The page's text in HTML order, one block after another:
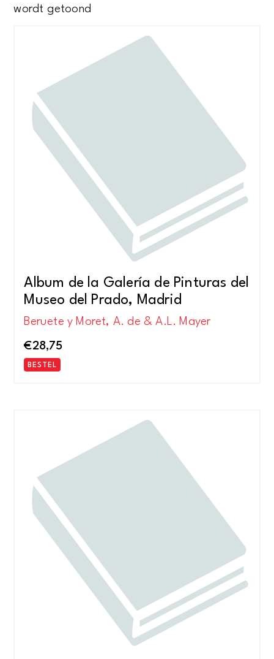
wordt getoond
nieuwste
Album de la Galería de Pinturas del
Museo del Prado, Madrid
Beruete y Moret, A. de & A.L. Mayer
€28,75
BESTEL